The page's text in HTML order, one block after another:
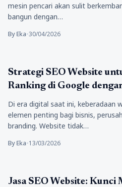
mesin pencari akan sulit
bangun dengan…
By Eka•30/04/2026
Bisnis
Strategi SEO Website
Ranking di Google
Di era digital saat ini, keberadaan
elemen penting bagi bisnis,
branding. Website tidak…
By Eka•13/03/2026
Bisnis
Jasa SEO Website: